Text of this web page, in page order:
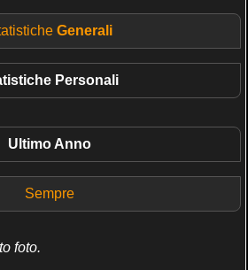
Generali
Personali
Ultimo Anno
Sempre
foto.